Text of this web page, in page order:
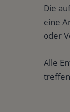
Die
eine
oder
Alle